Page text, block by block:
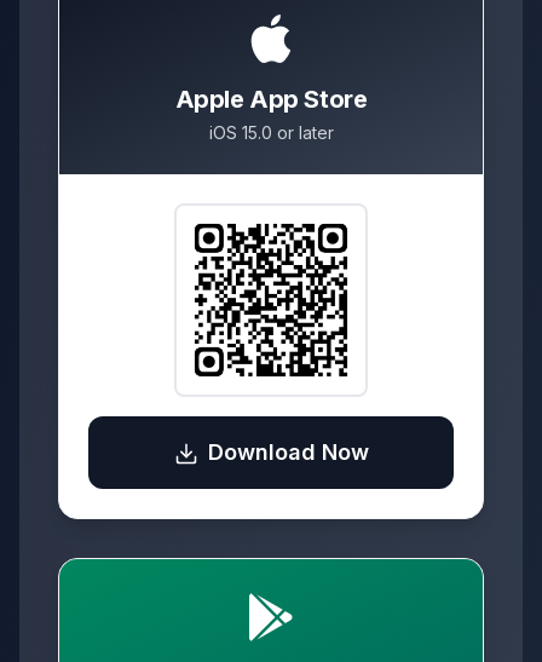
Apple App Store
iOS 15.0 or later
Download Now